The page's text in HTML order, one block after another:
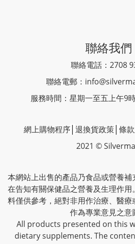
聯絡我們
聯絡電話：2708
聯絡電郵：
服務時間：星期一至五上午9
網上購物程序 退換貨政策 條
2021 ©
本網站上出售的產品乃食品或營養
在告知有關保健品之營養及生理作
料僅供參考，絕對非用作治療、醫
作為專業意見之意
All products presented on this
dietary supplements. The